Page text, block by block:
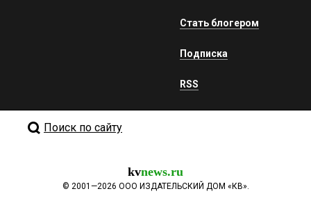
Стать блогером
Подписка
RSS
Поиск по сайту
kvnews.ru
© 2001—2026 ООО ИЗДАТЕЛЬСКИЙ ДОМ «КВ».